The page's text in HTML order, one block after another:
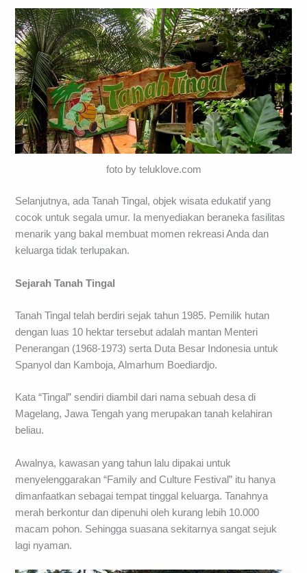
foto by teluklove.com
Selanjutnya, ada Tanah Tingal, objek wisata edukatif yang
cocok untuk segala umur. Ia menyediakan beraneka fasilitas
menarik yang bakal membuat momen rekreasi Anda dan
keluarga tidak terlupakan.
Sejarah Tanah Tingal
Tanah Tingal telah berdiri sejak tahun 1985. Pemilik hutan
dengan luas 10 hektar tersebut adalah mantan Menteri
Penerangan (1968-1973) serta Duta Besar Indonesia untuk
Spanyol dan Kamboja, Almarhum Boediardjo.
Kata “Tingal” sendiri diambil dari nama sebuah desa di
Magelang, Jawa Tengah yang merupakan tanah kelahiran
beliau.
Awalnya, kawasan yang tahun lalu dipakai untuk
menyelenggarakan “Family and Culture Festival” itu hanya
dimanfaatkan sebagai tempat tinggal keluarga. Tanahnya
merah berkontur dan dipenuhi oleh kurang lebih 10.000
macam pohon. Sehingga suasana sekitarnya sangat sejuk
lagi nyaman.